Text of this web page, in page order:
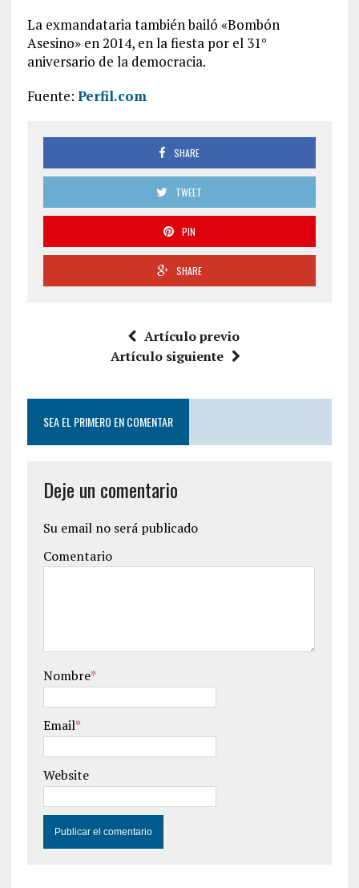
La exmandataria también bailó «Bombón
Asesino» en 2014, en la fiesta por el 31°
aniversario de la democracia.
Fuente: Perfil.com
SHARE
TWEET
PIN
SHARE
Artículo previo
Artículo siguiente
SEA EL PRIMERO EN COMENTAR
Deje un comentario
Su email no será publicado
Comentario
Nombre*
Email*
Website